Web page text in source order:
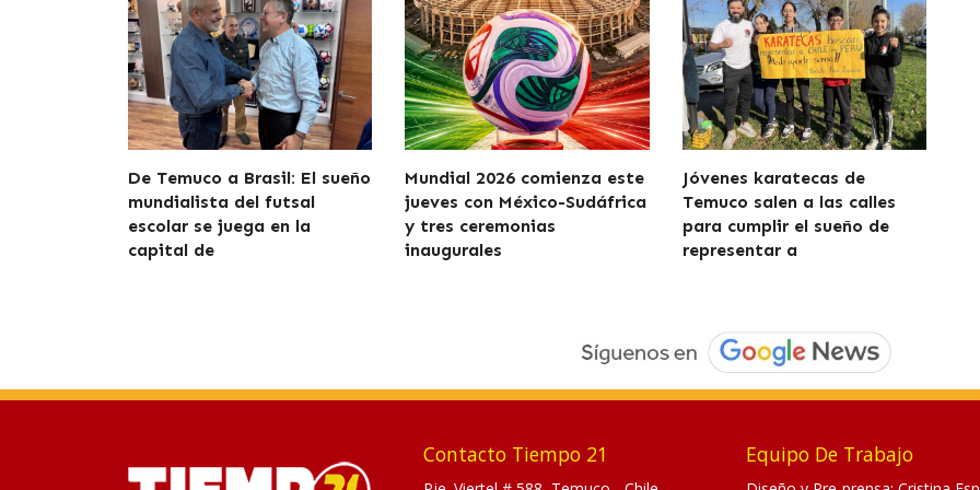
De Temuco a Brasil: El sueño
mundialista del futsal
escolar se juega en la
capital de
Mundial 2026 comienza este
jueves con México-Sudáfrica
y tres ceremonias
inaugurales
Jóvenes karatecas de
Temuco salen a las calles
para cumplir el sueño de
representar a
Contacto Tiempo 21 Equipo De Trabajo